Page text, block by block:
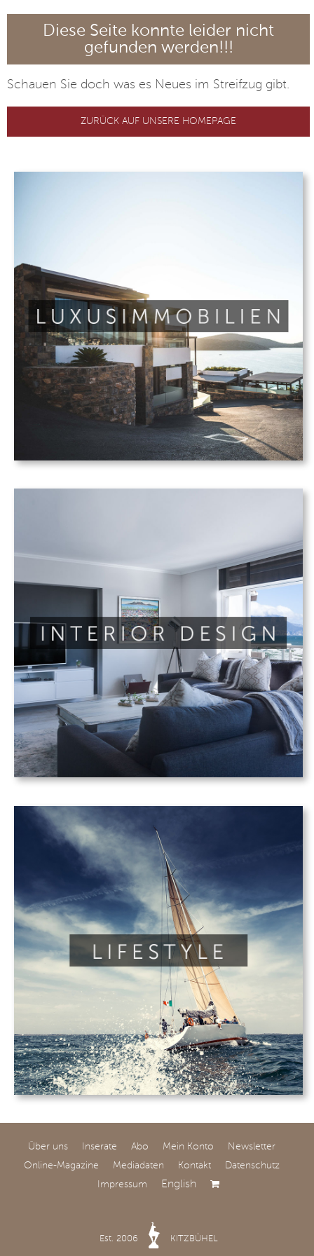
Diese Seite konnte leider nicht
gefunden werden!!!
Schauen Sie doch was es Neues im Streifzug gibt.
ZURÜCK AUF UNSERE HOMEPAGE
Über uns Inserate Abo Mein Konto
Newsletter
Online-Magazine
Mediadaten Kontakt
Datenschutz
Impressum
English
Est. 2006 KITZBÜHEL